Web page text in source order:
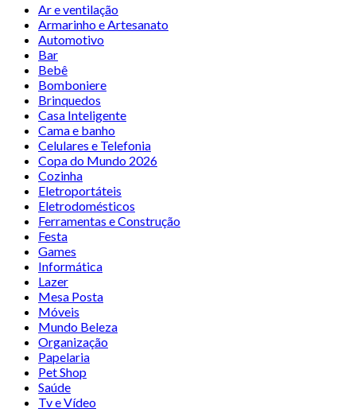
Ar e ventilação
Armarinho e Artesanato
Automotivo
Bar
Bebê
Bomboniere
Brinquedos
Casa Inteligente
Cama e banho
Celulares e Telefonia
Copa do Mundo 2026
Cozinha
Eletroportáteis
Eletrodomésticos
Ferramentas e Construção
Festa
Games
Informática
Lazer
Mesa Posta
Móveis
Mundo Beleza
Organização
Papelaria
Pet Shop
Saúde
Tv e Vídeo